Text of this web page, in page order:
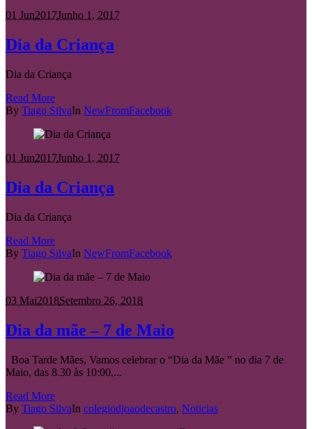
01 Jun2017Junho 1, 2017
Dia da Criança
Dia da Criança
Read More
By Tiago SilvaIn NewFromFacebook
01 Jun2017Junho 1, 2017
Dia da Criança
Dia da Criança
Read More
By Tiago SilvaIn NewFromFacebook
03 Mai2018Setembro 26, 2018
Dia da mãe – 7 de Maio
Boa Tarde Mães, Vamos celebrar o “Dia da Mãe ” no dia 7 de
Maio, das 8.30 às 10:00,...
Read More
By Tiago SilvaIn colegiodjoaodecastro, Noticias